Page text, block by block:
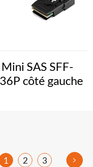
SAS SFF-
côté gauche
1 2 3 >